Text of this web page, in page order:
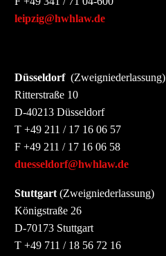
leipzig@hwhlaw.de
Düsseldorf (Zweigniederlassung)
Ritterstraße 10
D-40213 Düsseldorf
T +49 211 / 17 16 06 57
F +49 211 / 17 16 06 58
duesseldorf@hwhlaw.de
Stuttgart (Zweigniederlassung)
Königstraße 26
D-70173 Stuttgart
T +49 711 / 18 56 72 16